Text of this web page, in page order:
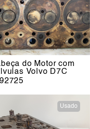
do Motor com
Volvo D7C
Usado